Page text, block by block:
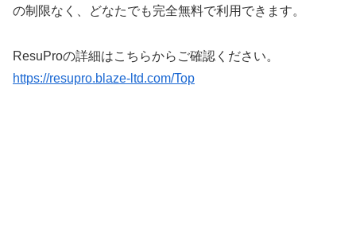
の制限なく、どなたでも完全無料で利用できます。
ResuProの詳細はこちらからご確認ください。
https://resupro.blaze-ltd.com/Top